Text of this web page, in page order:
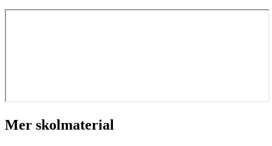
Mer skolmaterial